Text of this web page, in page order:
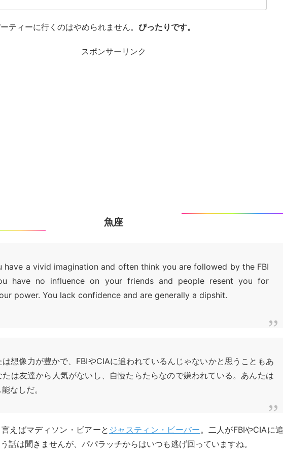
ティーに行くのはやめられません。 ぴったりです。
スポンサーリンク
魚座
have a vivid imagination and often think you are followed by the FBI
have no influence on your friends and people resent you for
power. You lack confidence and are generally a dipshit.
想像力が豊かで、FBIやCIAに追われているんじゃないかと思うこともあ
たは友達から人気がないし、自慢たらたらなので嫌われている。あんたは
なしだ。
えばマディソン・ビアーと ジャスティン・ビーバー。二人がFBIやCIAに追
話は聞きませんが、パパラッチからはいつも逃げ回っていますね。